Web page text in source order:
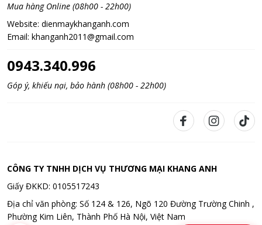
Mua hàng Online (08h00 - 22h00)
Website: dienmaykhanganh.com
Email: khanganh2011@gmail.com
0943.340.996
Góp ý, khiếu nại, bảo hành (08h00 - 22h00)
CÔNG TY TNHH DỊCH VỤ THƯƠNG MẠI KHANG ANH
Giấy ĐKKD: 0105517243
Địa chỉ văn phòng: Số 124 & 126, Ngõ 120 Đường Trường Chinh ,
Phường Kim Liên, Thành Phố Hà Nội, Việt Nam